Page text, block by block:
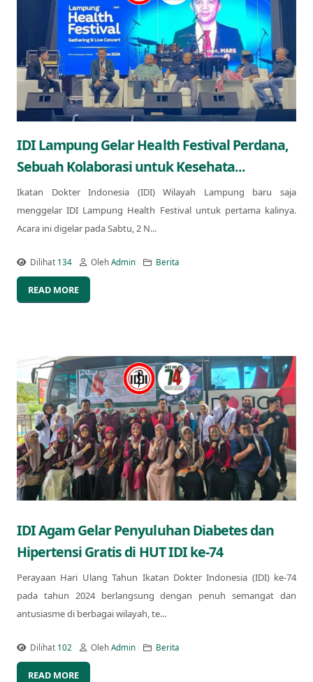
IDI Lampung Gelar Health Festival Perdana,
Sebuah Kolaborasi untuk Kesehata...
Ikatan Dokter Indonesia (IDI) Wilayah Lampung baru saja
menggelar IDI Lampung Health Festival untuk pertama kalinya.
Acara ini digelar pada Sabtu, 2 N...
Dilihat 134 OlehAdmin Berita
READ MORE
IDI Agam Gelar Penyuluhan Diabetes dan
Hipertensi Gratis di HUT IDI ke-74
Perayaan Hari Ulang Tahun Ikatan Dokter Indonesia (IDI) ke-74
pada tahun 2024 berlangsung dengan penuh semangat dan
antusiasme di berbagai wilayah, te...
Dilihat 102 OlehAdmin Berita
READ MORE